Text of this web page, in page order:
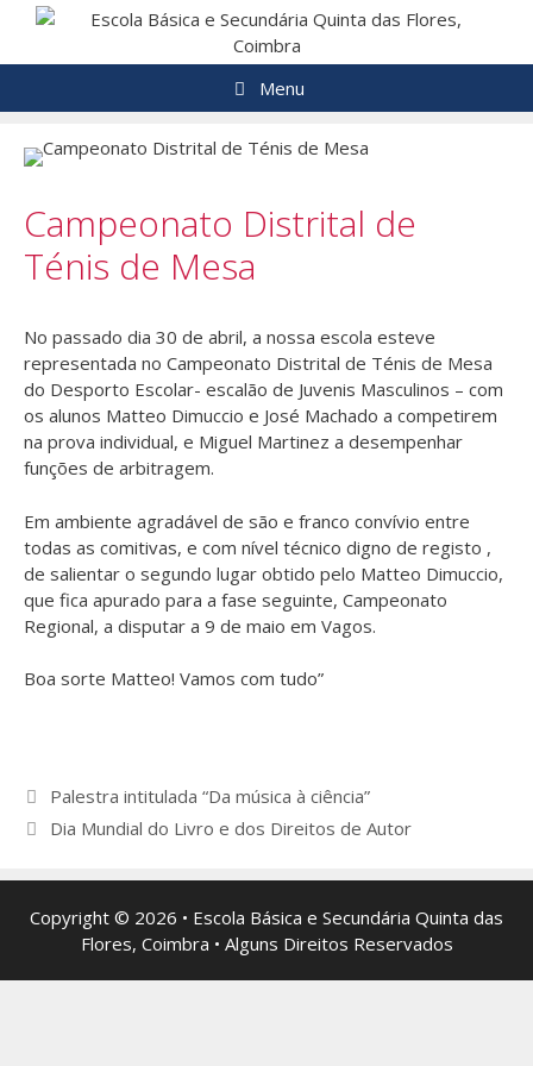
Saltar
o
Menu
Campeonato Distrital de
Ténis de Mesa
No passado dia 30 de abril, a nossa escola esteve
representada no Campeonato Distrital de Ténis de Mesa
do Desporto Escolar- escalão de Juvenis Masculinos – com
os alunos Matteo Dimuccio e José Machado a competirem
na prova individual, e Miguel Martinez a desempenhar
funções de arbitragem.
Em ambiente agradável de são e franco convívio entre
todas as comitivas, e com nível técnico digno de registo ,
de salientar o segundo lugar obtido pelo Matteo Dimuccio,
que fica apurado para a fase seguinte, Campeonato
Regional, a disputar a 9 de maio em Vagos.
Boa sorte Matteo! Vamos com tudo”
Navegação
de
Palestra intitulada “Da música à ciência”
Dia Mundial do Livro e dos Direitos de Autor
Copyright © 2026 • Escola Básica e Secundária Quinta das
Flores, Coimbra • Alguns Direitos Reservados